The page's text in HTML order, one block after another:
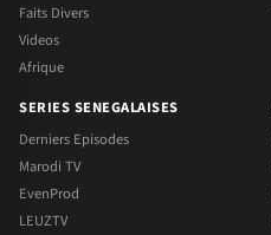
Faits Divers
Videos
Afrique
SERIES SENEGALAISES
Derniers Episodes
Marodi TV
EvenProd
LEUZTV